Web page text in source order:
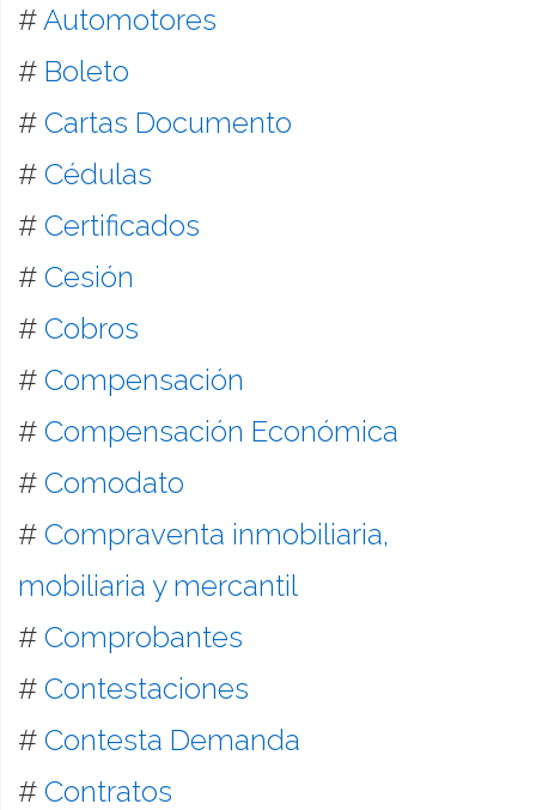
# Automotores
# Boleto
# Cartas Documento
# Cédulas
# Certificados
# Cesión
# Cobros
# Compensación
# Compensación Económica
# Comodato
# Compraventa inmobiliaria,
mobiliaria y mercantil
# Comprobantes
# Contestaciones
# Contesta Demanda
# Contratos